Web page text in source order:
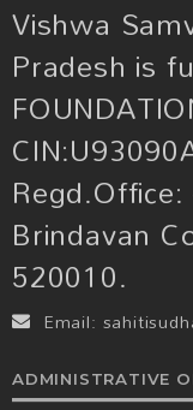
Vishwa
Pradesh is
Brindavan
520010.
Email:
ADMINISTRATIVE